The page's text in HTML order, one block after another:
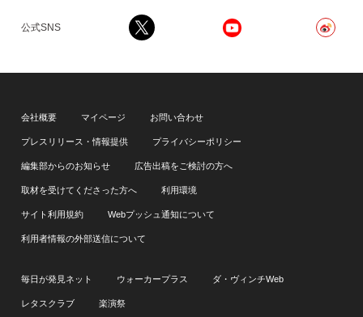
公式SNS
会社概要 マイページ お問い合わせ
プレスリリース・情報提供 プライバシーポリシー
編集部からのお知らせ 広告出稿をご検討の方へ
取材を受けてくださった方へ 利用環境
サイト利用規約 Webプッシュ通知について
利用者情報の外部送信について
毎日が発見ネット ウォーカープラス ダ・ヴィンチWeb
レタスクラブ 楽演祭